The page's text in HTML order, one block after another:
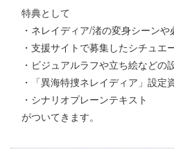
特典として
・ネレイディア/渚の変身シーン
・支援サイトで募集したシチュ
・ビジュアルラフや立ち絵などの
・「異海特捜ネレイディア」設定
・シナリオプレーンテキスト
がついてきます。